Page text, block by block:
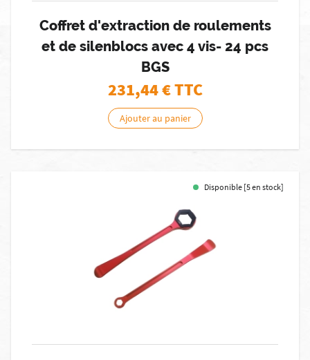
Coffret d'extraction de roulements
et de silenblocs avec 4 vis- 24 pcs
BGS
231,44€ TTC
Ajouter au panier
Disponible [5 en stock]